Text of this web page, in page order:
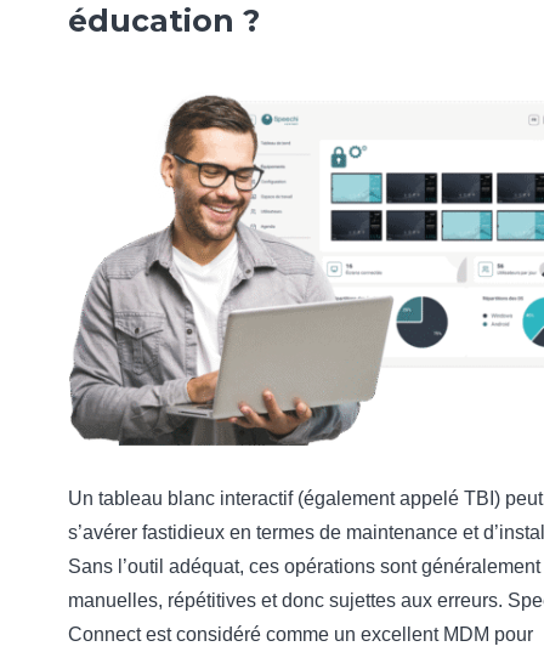
éducation ?
Un tableau blanc interactif (également appelé TBI) peut
s’avérer fastidieux en termes de maintenance et
Sans l’outil adéquat, ces opérations sont généralement
manuelles, répétitives et donc sujettes aux erreurs.
Connect est considéré comme un excellent MDM pour